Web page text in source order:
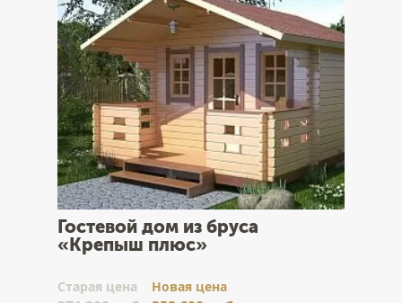
Гостевой дом из бруса
«Крепыш плюс»
Cтарая цена Новая цена